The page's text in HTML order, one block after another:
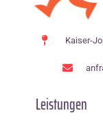
Kaiser-
Leistungen